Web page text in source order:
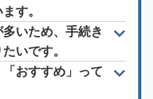
す。
いため、手続き
いです。
「おすすめ」って